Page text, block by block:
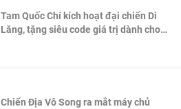
Tam Quốc Chí kích hoạt đại chiến Di
Lăng, tặng siêu code giá trị dành cho
Chiến Địa Vô Song ra mắt máy chủ